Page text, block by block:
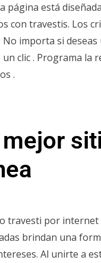
página está
con travestis. Los
importa si
clic . Programa
.
travesti por internet
brindan una
Al unirte a